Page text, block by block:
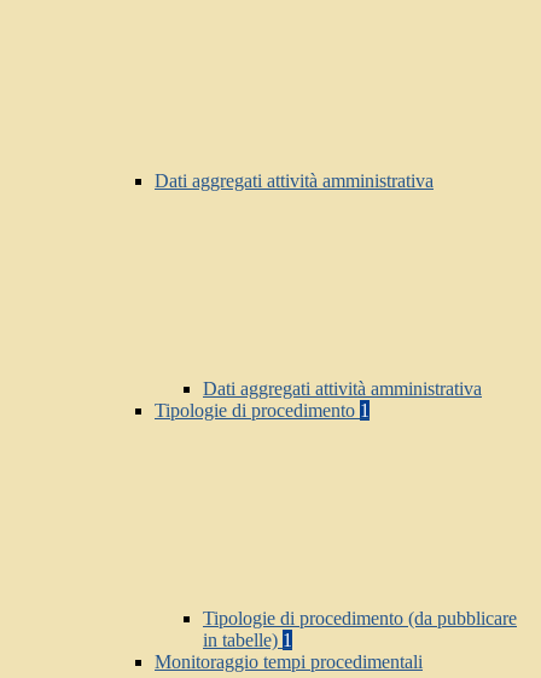
Dati aggregati attività amministrativa
Dati aggregati attività amministrativa
Tipologie di procedimento 1
Tipologie di procedimento (da pubblicare
in tabelle) 1
Monitoraggio tempi procedimentali